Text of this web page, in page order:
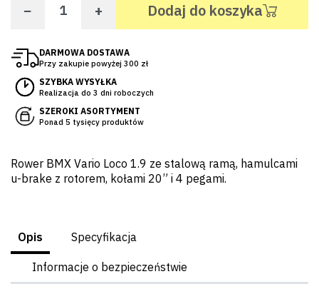
− + Dodaj do koszyka
DARMOWA DOSTAWA
Przy zakupie powyżej 300 zł
SZYBKA WYSYŁKA
Realizacja do 3 dni roboczych
SZEROKI ASORTYMENT
Ponad 5 tysięcy produktów
Rower BMX Vario Loco 1.9 ze stalową ramą, hamulcami
u-brake z rotorem, kołami 20” i 4 pegami.
Opis Specyfikacja
Informacje o bezpieczeństwie